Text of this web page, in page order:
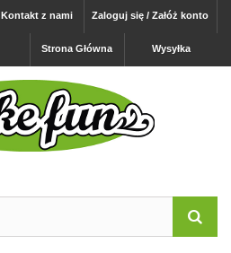
Zaloguj się / Załóż konto
Kontakt z nami
Wysyłka
Strona Główna